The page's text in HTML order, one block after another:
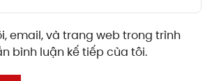
email, và trang web trong trình
bình luận kế tiếp của tôi.